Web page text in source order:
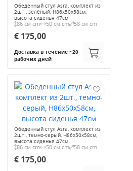
Обеденный стул Asra, комплект из
2шт., зелёный, H86x50x58см,
высота сиденья 47см
86 см cm 50 см cm 58 см cm
€ 175,00
Доставка в течение ~20
рабочих дней
Обеденный стул Asra, комплект из
2шт., темно-серый, H86x50x58см,
высота сиденья 47см
86 см cm 50 см cm 58 см cm
€ 175,00